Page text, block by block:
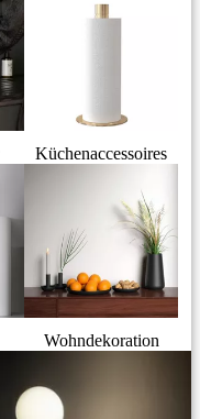
Küchenaccessoires
Wohndekoration